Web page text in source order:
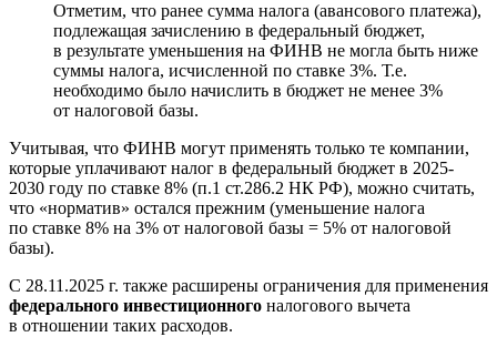
Отметим, что ранее сумма налога (авансового платежа),
подлежащая зачислению в федеральный бюджет,
в результате уменьшения на ФИНВ не могла быть ниже
суммы налога, исчисленной по ставке 3%. Т.е.
необходимо было начислить в бюджет не менее 3%
от налоговой базы.
Учитывая, что ФИНВ могут применять только те компании,
которые уплачивают налог в федеральный бюджет в 2025-
2030 году по ставке 8% (п.1 ст.286.2 НК РФ), можно считать,
что «норматив» остался прежним (уменьшение налога
по ставке 8% на 3% от налоговой базы = 5% от налоговой
базы).
С 28.11.2025 г. также расширены ограничения для применения
федерального инвестиционного налогового вычета
в отношении таких расходов.